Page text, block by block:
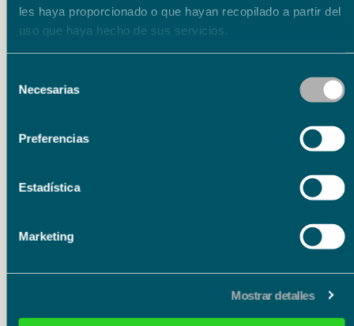
les haya proporcionado o que hayan recopilado a partir del
uso que haya hecho de sus servicios.
Necesarias
Preferencias
Estadística
Marketing
Mostrar detalles
Literatura
15.09.26
Carmen Corcelles
10.09.26
Presentación del libro ‘Historia de un cantaor’ de
Francisco Calzado Gutiérrez